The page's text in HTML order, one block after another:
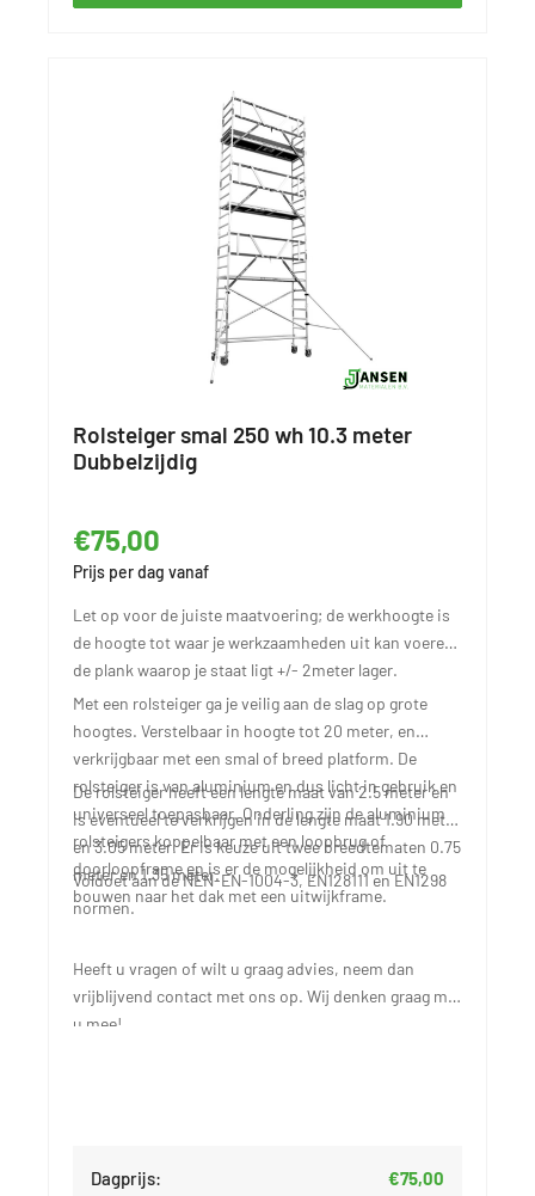
Rolsteiger smal 250 wh 10.3 meter
Dubbelzijdig
Prijs per dag vanaf
€75,00
Let op voor de juiste maatvoering; de werkhoogte is
de hoogte tot waar je werkzaamheden uit kan voeren,
de plank waarop je staat ligt +/- 2meter lager.
Met een rolsteiger ga je veilig aan de slag op grote
hoogtes. Verstelbaar in hoogte tot 20 meter, en
verkrijgbaar met een smal of breed platform. De
rolsteiger is van aluminium en dus licht in gebruik en
universeel toepasbaar. Onderling zijn de aluminium
rolsteigers koppelbaar met een loopbrug of
doorloopframe en is er de mogelijkheid om uit te
bouwen naar het dak met een uitwijkframe.
De rolsteiger heeft een lengte maat van 2.5 meter en
is eventueel te verkrijgen in de lengte maat 1.90 meter
en 3.05 meter. Er is keuze uit twee breedtematen 0.75
meter en 1.35 meter.
Voldoet aan de NEN-EN-1004-3, EN128111 en EN1298
normen.
Heeft u vragen of wilt u graag advies, neem dan
vrijblijvend contact met ons op. Wij denken graag met
u mee!
Dagprijs:
€75,00